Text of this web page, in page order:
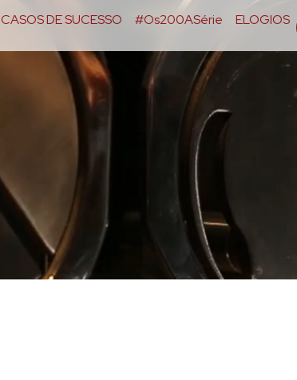
CASOS DE SUCESSO #Os200ASérie ELOGIOS